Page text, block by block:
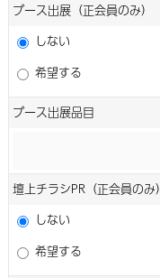
ブース出展（正会員のみ）
しない
希望する
ブース出展品目
壇上チラシPR（正会員のみ）
しない
希望する